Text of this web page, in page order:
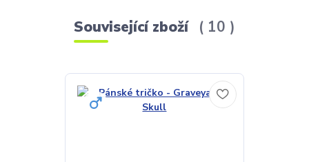
Související zboží 10